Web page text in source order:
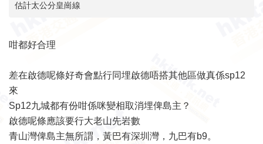
估計太公分皇崗線
咁都好合理
差在啟德呢條好奇會點行同埋啟德唔搭其他區做真係sp12
來
Sp12九城都有份咁係咪變相取消埋俾島主？
啟德呢條應該要行大老山先岩數
青山灣俾島主無所謂，黃巴有深圳灣，九巴有b9。